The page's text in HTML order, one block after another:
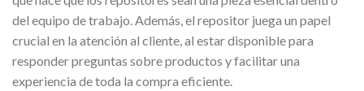
del equipo de trabajo. Además, el repositor juega un papel
crucial en la atención al cliente, al estar disponible para
responder preguntas sobre productos y facilitar una
experiencia de toda la compra eficiente.